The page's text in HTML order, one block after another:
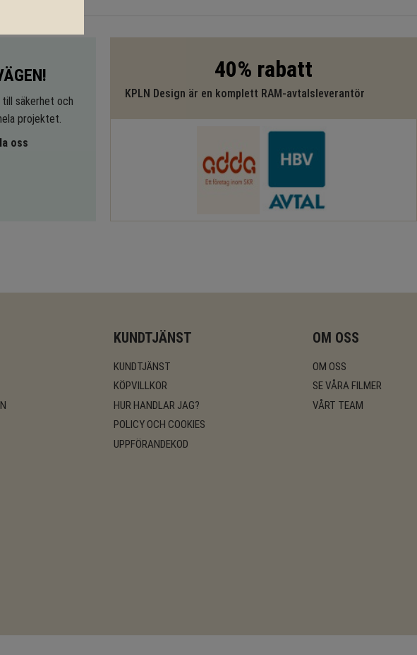
till säkerhet och
projektet.
oss
40% rabatt
KPLN Design är en komplett RAM-avtalsleverantör
KUNDTJÄNST
KUNDTJÄNST
KÖPVILLKOR
HUR HANDLAR JAG?
POLICY OCH COOKIES
UPPFÖRANDEKOD
OM OSS
OM OSS
SE VÅRA FILMER
VÅRT TEAM